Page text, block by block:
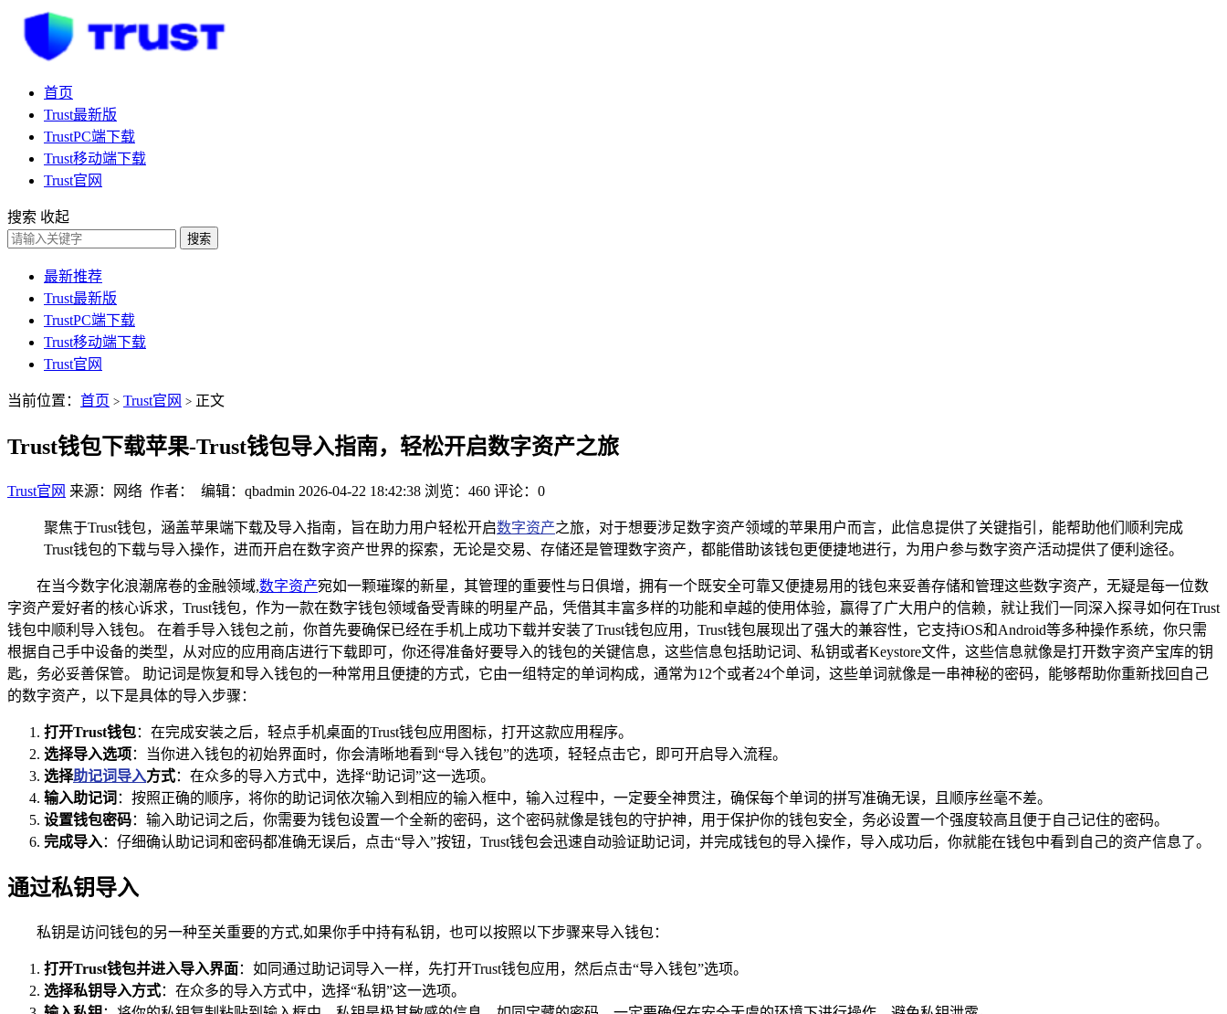
首页
Trust最新版
TrustPC端下载
Trust移动端下载
Trust官网
搜索 收起
搜索
最新推荐
Trust最新版
TrustPC端下载
Trust移动端下载
Trust官网
当前位置： 首页 > Trust官网 > 正文
Trust钱包下载苹果-Trust钱包导入指南，轻松开启数字资产之旅
Trust官网 来源：网络 作者： 编辑：qbadmin 2026-04-22 18:42:38 浏览：460 评论：0
聚焦于Trust钱包，涵盖苹果端下载及导入指南，旨在助力用户轻松开启数字资产之旅，对于想要涉足数字资产领域的苹果用户而言，此信息提供了关键指引，能帮助他们顺利完成
Trust钱包的下载与导入操作，进而开启在数字资产世界的探索，无论是交易、存储还是管理数字资产，都能借助该钱包更便捷地进行，为用户参与数字资产活动提供了便利途径。
在当今数字化浪潮席卷的金融领域,数字资产宛如一颗璀璨的新星，其管理的重要性与日俱增，拥有一个既安全可靠又便捷易用的钱包来妥善存储和管理这些数字资产，无疑是每一位数
字资产爱好者的核心诉求，Trust钱包，作为一款在数字钱包领域备受青睐的明星产品，凭借其丰富多样的功能和卓越的使用体验，赢得了广大用户的信赖，就让我们一同深入探寻如何在Trust
钱包中顺利导入钱包。 在着手导入钱包之前，你首先要确保已经在手机上成功下载并安装了Trust钱包应用，Trust钱包展现出了强大的兼容性，它支持iOS和Android等多种操作系统，你只需
根据自己手中设备的类型，从对应的应用商店进行下载即可，你还得准备好要导入的钱包的关键信息，这些信息包括助记词、私钥或者Keystore文件，这些信息就像是打开数字资产宝库的钥
匙，务必妥善保管。 助记词是恢复和导入钱包的一种常用且便捷的方式，它由一组特定的单词构成，通常为12个或者24个单词，这些单词就像是一串神秘的密码，能够帮助你重新找回自己
的数字资产，以下是具体的导入步骤：
打开Trust钱包：在完成安装之后，轻点手机桌面的Trust钱包应用图标，打开这款应用程序。
选择导入选项 ：当你进入钱包的初始界面时，你会清晰地看到“导入钱包”的选项，轻轻点击它，即可开启导入流程。
选择助记词导入方式：在众多的导入方式中，选择“助记词”这一选项。
输入助记词 ：按照正确的顺序，将你的助记词依次输入到相应的输入框中，输入过程中，一定要全神贯注，确保每个单词的拼写准确无误，且顺序丝毫不差。
设置钱包密码：输入助记词之后，你需要为钱包设置一个全新的密码，这个密码就像是钱包的守护神，用于保护你的钱包安全，务必设置一个强度较高且便于自己记住的密码。
完成导入：仔细确认助记词和密码都准确无误后，点击“导入”按钮，Trust钱包会迅速自动验证助记词，并完成钱包的导入操作，导入成功后，你就能在钱包中看到自己的资产信息了。
通过私钥导入
私钥是访问钱包的另一种至关重要的方式,如果你手中持有私钥，也可以按照以下步骤来导入钱包：
打开Trust钱包并进入导入界面：如同通过助记词导入一样，先打开Trust钱包应用，然后点击“导入钱包”选项。
选择私钥导入方式：在众多的导入方式中，选择“私钥”这一选项。